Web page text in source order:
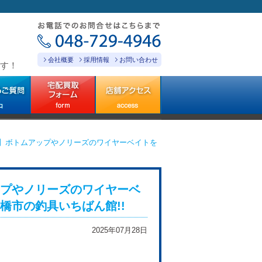
！
会社概要 採用情報 お問い合わせ
ボトムアップやノリーズのワイヤーベイトを
やノリーズのワイヤーベ
市の釣具いちばん館!!
2025年07月28日